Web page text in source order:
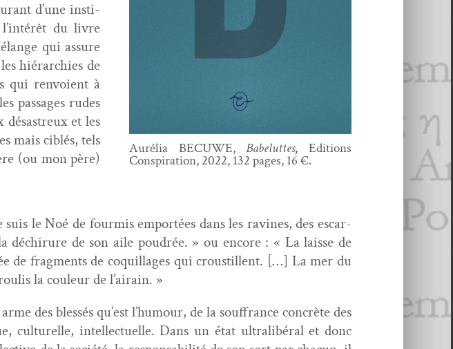
d’une insti­
du livre
qui assure
hiérar­chies de
qui ren­voient à
pas­sages rudes
désas­treux et les
mais ciblés, tels
(ou mon père)
Aurélia BECUWE,Babeluttes,Edi­tions
Con­spir­a­tion, 2022, 132 pages, 16 €.
le Noé de four­mis emportées dans les ravines, des escar­
déchirure de son aile poudrée. » ou encore : « La laisse de
de frag­ments de coquil­lages qui croustil­lent. […] La mer du
la couleur de l’airain. »
des blessés qu’est l’humour, de la souf­france con­crète des
cul­turelle, intel­lectuelle. Dans un état ultra­l­ibéral et donc